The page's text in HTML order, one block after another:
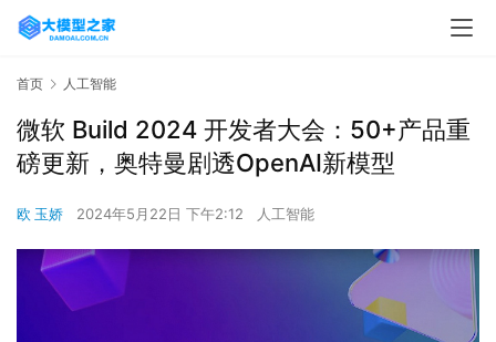
首页 人工智能
微软 Build 2024 开发者大会：50+产品重
磅更新，奥特曼剧透OpenAI新模型
欧 玉娇 2024年5月22日 下午2:12 人工智能